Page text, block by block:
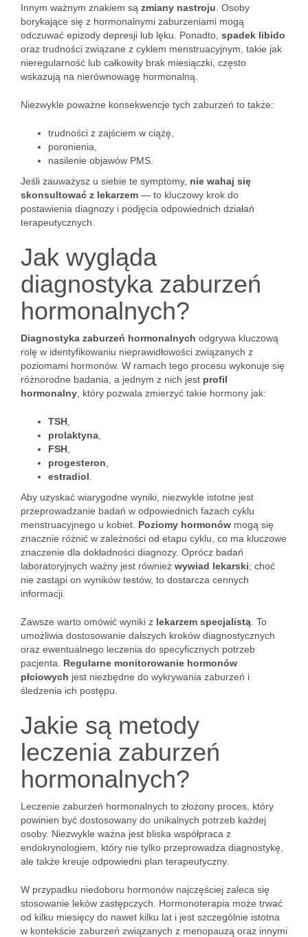
Innym ważnym znakiem są zmiany nastroju . Osoby
borykające się z hormonalnymi zaburzeniami mogą
odczuwać epizody depresji lub lęku. Ponadto, spadek libido
oraz trudności związane z cyklem menstruacyjnym, takie jak
nieregularność lub całkowity brak miesiączki, często
wskazują na nierównowagę hormonalną.
Niezwykle poważne konsekwencje tych zaburzeń to także:
trudności z zajściem w ciążę,
poronienia,
nasilenie objawów PMS.
Jeśli zauważysz u siebie te symptomy, nie wahaj się
skonsultować z lekarzem — to kluczowy krok do
postawienia diagnozy i podjęcia odpowiednich działań
terapeutycznych.
Jak wygląda
diagnostyka zaburzeń
hormonalnych?
Diagnostyka zaburzeń hormonalnych odgrywa kluczową
rolę w identyfikowaniu nieprawidłowości związanych z
poziomami hormonów. W ramach tego procesu wykonuje się
różnorodne badania, a jednym z nich jest profil
hormonalny , który pozwala zmierzyć takie hormony jak:
TSH
prolaktyna
FSH
progesteron
estradiol
Aby uzyskać wiarygodne wyniki, niezwykle istotne jest
przeprowadzanie badań w odpowiednich fazach cyklu
menstruacyjnego u kobiet. Poziomy hormonów mogą się
znacznie różnić w zależności od etapu cyklu, co ma kluczowe
znaczenie dla dokładności diagnozy. Oprócz badań
laboratoryjnych ważny jest również wywiad lekarski; choć
nie zastąpi on wyników testów, to dostarcza cennych
informacji.
Zawsze warto omówić wyniki z lekarzem specjalistą . To
umożliwia dostosowanie dalszych kroków diagnostycznych
oraz ewentualnego leczenia do specyficznych potrzeb
pacjenta. Regularne monitorowanie hormonów
płciowych jest niezbędne do wykrywania zaburzeń i
śledzenia ich postępu.
Jakie są metody
leczenia zaburzeń
hormonalnych?
Leczenie zaburzeń hormonalnych to złożony proces, który
powinien być dostosowany do unikalnych potrzeb każdej
osoby. Niezwykle ważna jest bliska współpraca z
endokrynologiem, który nie tylko przeprowadza diagnostykę,
ale także kreuje odpowiedni plan terapeutyczny.
W przypadku niedoboru hormonów najczęściej zaleca się
stosowanie leków zastępczych. Hormonoterapia może trwać
od kilku miesięcy do nawet kilku lat i jest szczególnie istotna
w kontekście zaburzeń związanych z menopauzą oraz innymi